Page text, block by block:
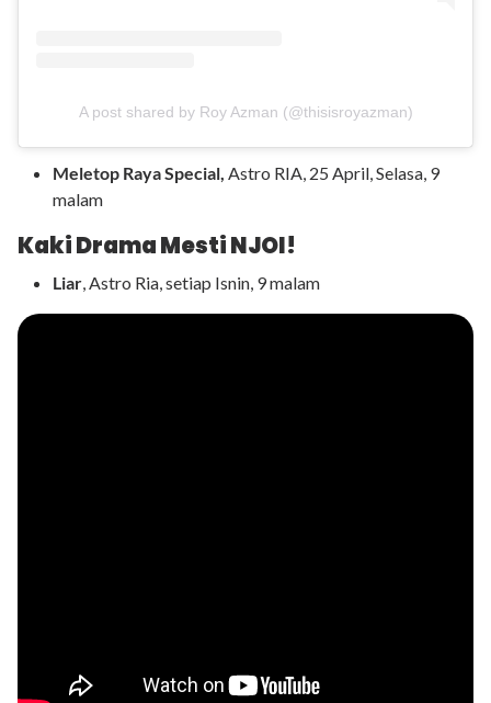
A post shared by Roy Azman (@thisisroyazman)
Meletop Raya Special, Astro RIA, 25 April, Selasa, 9
malam
Kaki Drama Mesti NJOI!
Liar, Astro Ria, setiap Isnin, 9 malam